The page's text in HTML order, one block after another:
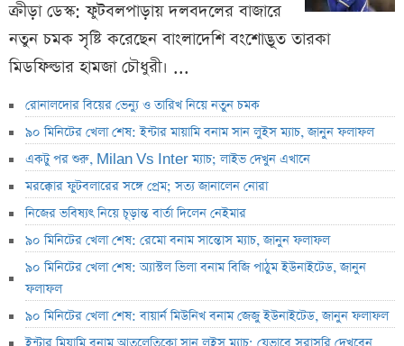
ক্রীড়া ডেস্ক: ফুটবলপাড়ায় দলবদলের বাজারে
নতুন চমক সৃষ্টি করেছেন বাংলাদেশি বংশোদ্ভূত তারকা
মিডফিল্ডার হামজা চৌধুরী। ...
রোনালদোর বিয়ের ভেন্যু ও তারিখ নিয়ে নতুন চমক
৯০ মিনিটের খেলা শেষ: ইন্টার মায়ামি বনাম সান লুইস ম্যাচ, জানুন ফলাফল
একটু পর শুরু, Milan Vs Inter ম্যাচ; লাইভ দেখুন এখানে
মরক্কোর ফুটবলারের সঙ্গে প্রেম; সত্য জানালেন নোরা
নিজের ভবিষ্যৎ নিয়ে চূড়ান্ত বার্তা দিলেন নেইমার
৯০ মিনিটের খেলা শেষ: রেমো বনাম সান্তোস ম্যাচ, জানুন ফলাফল
৯০ মিনিটের খেলা শেষ: অ্যাস্টল ভিলা বনাম বিজি পাঠুম ইউনাইটেড, জানুন
ফলাফল
৯০ মিনিটের খেলা শেষ: বায়ার্ন মিউনিখ বনাম জেজু ইউনাইটেড, জানুন ফলাফল